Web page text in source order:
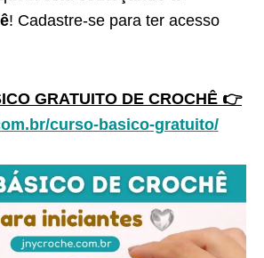
! Cadastre-se para ter acesso
GRATUITO DE CROCHÊ 👉
curso-basico-gratuito/